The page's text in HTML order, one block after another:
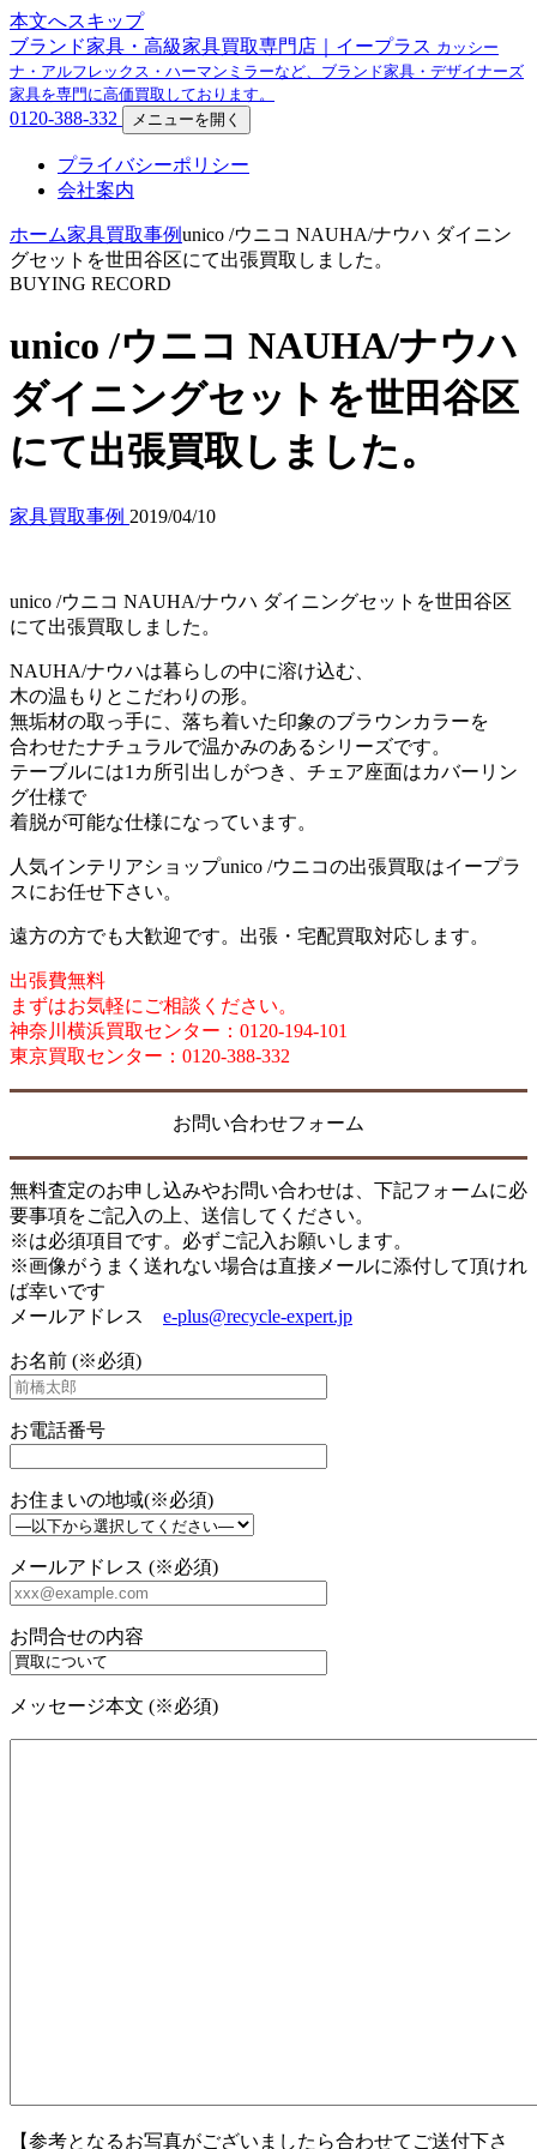
本文へスキップ
ブランド家具・高級家具買取専門店｜イープラス カッシー
ナ・アルフレックス・ハーマンミラーなど、ブランド家具・デザイナーズ
家具を専門に高価買取しております。
0120-388-332 メニューを開く
プライバシーポリシー
会社案内
ホーム家具買取事例unico /ウニコ NAUHA/ナウハ ダイニン
グセットを世田谷区にて出張買取しました。
BUYING RECORD
unico /ウニコ NAUHA/ナウハ
ダイニングセットを世田谷区
にて出張買取しました。
家具買取事例 2019/04/10
unico /ウニコ NAUHA/ナウハ ダイニングセットを世田谷区
にて出張買取しました。
NAUHA/ナウハは暮らしの中に溶け込む、
木の温もりとこだわりの形。
無垢材の取っ手に、落ち着いた印象のブラウンカラーを
合わせたナチュラルで温かみのあるシリーズです。
テーブルには1カ所引出しがつき、チェア座面はカバーリン
グ仕様で
着脱が可能な仕様になっています。
人気インテリアショップunico /ウニコの出張買取はイープラ
スにお任せ下さい。
遠方の方でも大歓迎です。出張・宅配買取対応します。
出張費無料
まずはお気軽にご相談ください。
神奈川横浜買取センター：0120-194-101
東京買取センター：0120-388-332
お問い合わせフォーム
無料査定のお申し込みやお問い合わせは、下記フォームに必
要事項をご記入の上、送信してください。
※は必須項目です。必ずご記入お願いします。
※画像がうまく送れない場合は直接メールに添付して頂けれ
ば幸いです
メールアドレス e-plus@recycle-expert.jp
お名前 (※必須)
お電話番号
お住まいの地域(※必須)
メールアドレス (※必須)
お問合せの内容
メッセージ本文 (※必須)
【参考となるお写真がございましたら合わせてご送付下さ